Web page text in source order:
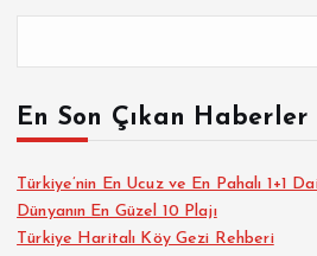
En Son Çıkan Haberler
Türkiye’nin En Ucuz ve En Pahalı 1+1
Dünyanın En Güzel 10 Plajı
Türkiye Haritalı Köy Gezi Rehberi